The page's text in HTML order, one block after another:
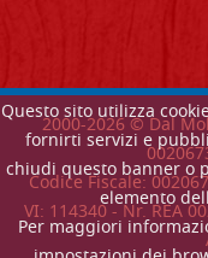
Questo sito utilizza
fornirti servizi e
chiudi questo banner o
elemento
Per maggiori
2000-2026© Dal
Codice Fiscale:
VI: 114340 - Nr. REA